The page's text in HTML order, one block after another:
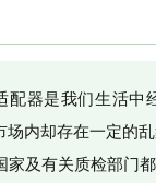
配器是我们生活中
场内却存在一定的
家及有关质检部门